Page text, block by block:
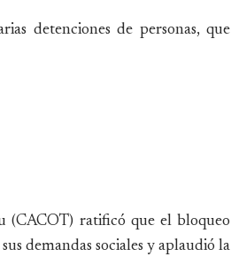
detenciones de personas, que
(CACOT) ratificó que el bloqueo
demandas sociales y aplaudió la